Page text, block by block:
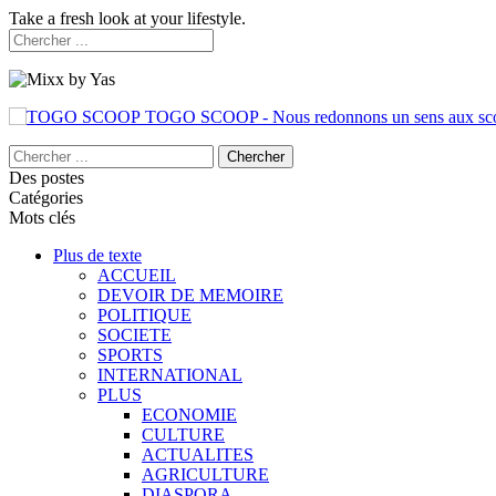
Take a fresh look at your lifestyle.
TOGO SCOOP - Nous redonnons un sens aux
Des postes
Catégories
Mots clés
Plus de texte
ACCUEIL
DEVOIR DE MEMOIRE
POLITIQUE
SOCIETE
SPORTS
INTERNATIONAL
PLUS
ECONOMIE
CULTURE
ACTUALITES
AGRICULTURE